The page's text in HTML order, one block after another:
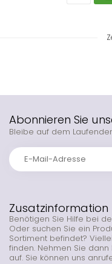
Zusatzinformation
Benötigen Sie Hilfe bei
Oder suchen Sie ein
Sortiment befindet?
finden. Nehmen Sie
auf. Sie können uns
Abonnieren Sie
Bleibe auf dem